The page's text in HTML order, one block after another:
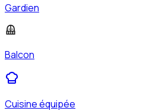
Gardien
Balcon
Cuisine équipée